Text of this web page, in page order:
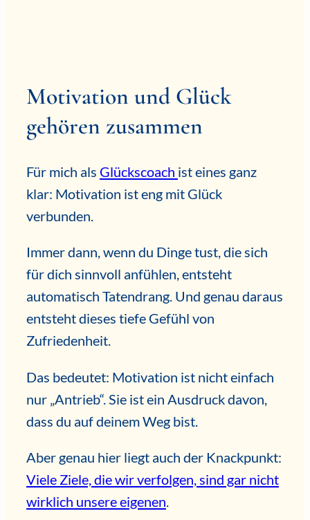
Motivation und Glück
gehören zusammen
Für mich als Glückscoach ist eines ganz
klar: Motivation ist eng mit Glück
verbunden.
Immer dann, wenn du Dinge tust, die sich
für dich sinnvoll anfühlen, entsteht
automatisch Tatendrang. Und genau daraus
entsteht dieses tiefe Gefühl von
Zufriedenheit.
Das bedeutet: Motivation ist nicht einfach
nur „Antrieb“. Sie ist ein Ausdruck davon,
dass du auf deinem Weg bist.
Aber genau hier liegt auch der Knackpunkt:
Viele Ziele, die wir verfolgen, sind gar nicht
wirklich unsere eigenen.